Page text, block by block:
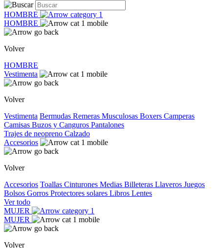
HOMBRE
HOMBRE
Volver
HOMBRE
Vestimenta
Volver
Vestimenta Bermudas Remeras Musculosas Boxers Camperas
Camisas Buzos y Canguros Pantalones
Trajes de neopreno Calzado
Accesorios
Volver
Accesorios Toallas Cinturones Medias Billeteras Llaveros Juegos
Bolsos Gorros Protectores solares Libros Lentes
Ver todo
MUJER
MUJER
Volver